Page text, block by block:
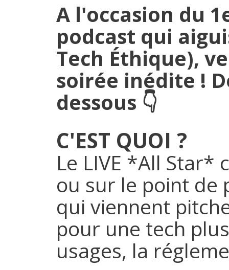
A l'occasion du
podcast qui
Tech Éthique),
soirée inédite !
dessous 👇
C'EST QUOI ?
Le LIVE *All Star*
ou sur le point de
qui viennent
pour une tech
usages, la